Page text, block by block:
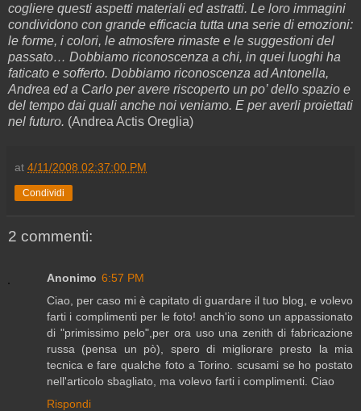
cogliere questi aspetti materiali ed astratti. Le loro immagini
condividono con grande efficacia tutta una serie di emozioni:
le forme, i colori, le atmosfere rimaste e le suggestioni del
passato… Dobbiamo riconoscenza a chi, in quei luoghi ha
faticato e sofferto. Dobbiamo riconoscenza ad Antonella,
Andrea ed a Carlo per avere riscoperto un po’ dello spazio e
del tempo dai quali anche noi veniamo. E per averli proiettati
nel futuro. (Andrea Actis Oreglia)
at 4/11/2008 02:37:00 PM
Condividi
2 commenti:
Anonimo 6:57 PM
Ciao, per caso mi è capitato di guardare il tuo blog, e volevo
farti i complimenti per le foto! anch'io sono un appassionato
di "primissimo pelo",per ora uso una zenith di fabricazione
russa (pensa un pò), spero di migliorare presto la mia
tecnica e fare qualche foto a Torino. scusami se ho postato
nell'articolo sbagliato, ma volevo farti i complimenti. Ciao
Rispondi